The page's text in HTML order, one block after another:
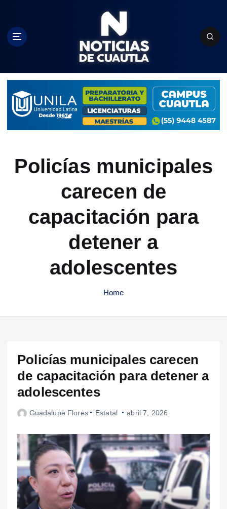
c
Policías municipales
carecen de
capacitación para
detener a
adolescentes
Home
Policías municipales carecen
de capacitación para detener a
adolescentes
Guadalupe Flores Estatal abril 7, 2026